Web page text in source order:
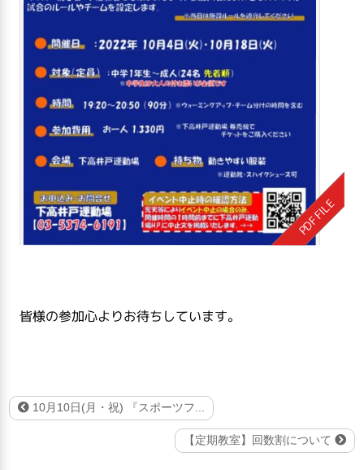
皆様の参加心よりお待ちしています。
10月10日(月・祝) 『スポーツフ...
【定期教室】回数割について